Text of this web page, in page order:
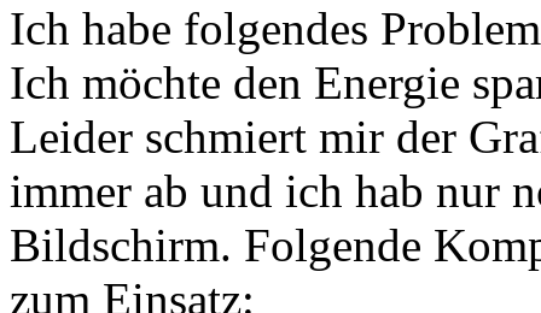
Ich habe folgendes
Ich möchte den Energie
Leider schmiert mir der
immer ab und ich hab nur
Bildschirm. Folgende
zum Einsatz: